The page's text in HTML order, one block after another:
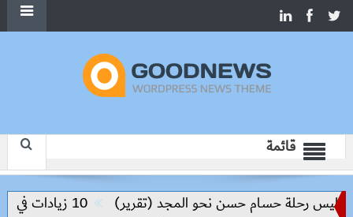
قائمة
رحلة حسام حسن نحو المجد (تقرير)
10 زيادات في 10 سنوات.. هل حان الوقت لرفع دعم البنزين نهائيا؟